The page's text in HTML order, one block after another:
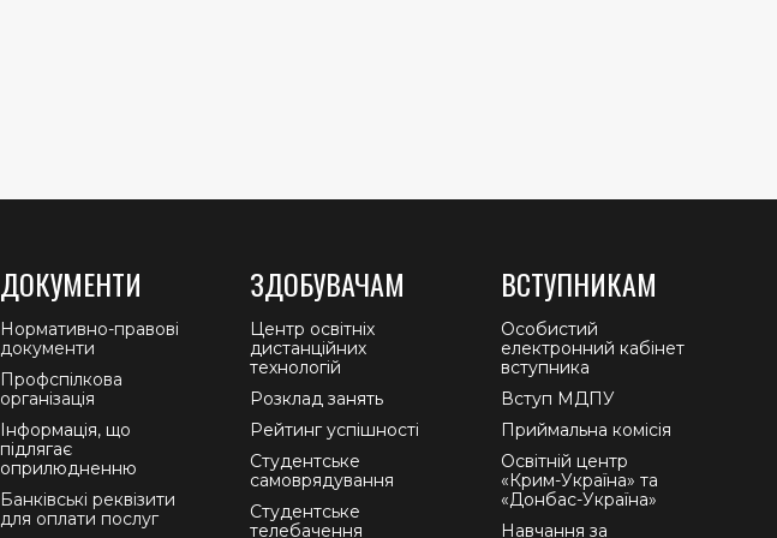
ДОКУМЕНТИ
Нормативно-правові
документи
Профспілкова
організація
Інформація, що
підлягає
оприлюдненню
Банківські реквізити
для оплати послуг
ЗДОБУВАЧАМ
Центр освітніх
дистанційних
технологій
Розклад занять
Рейтинг успішності
Студентське
самоврядування
Студентське
телебачення
ВСТУПНИКАМ
Особистий
електронний кабінет
вступника
Вступ МДПУ
Приймальна комісія
Освітній центр
«Крим-Україна» та
«Донбас-Україна»
Навчання за